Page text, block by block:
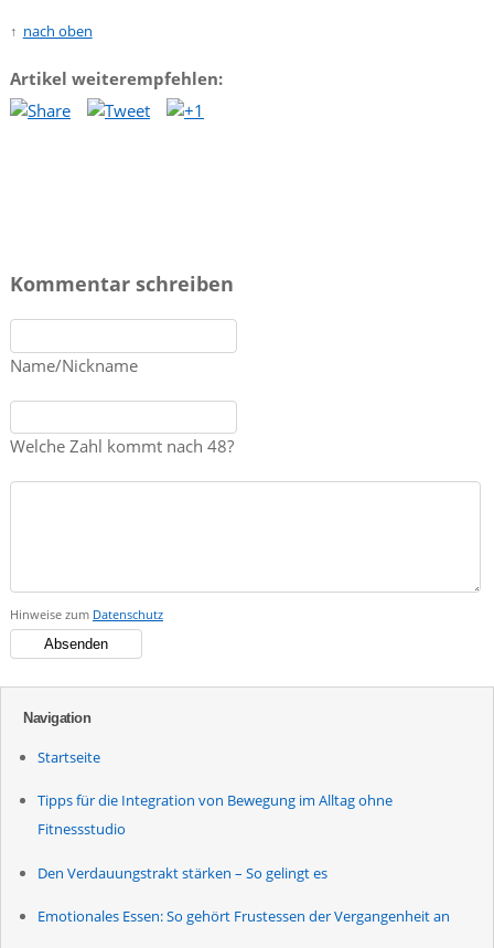
nach oben
Artikel weiterempfehlen:
Kommentar schreiben
Name/Nickname
Welche Zahl kommt nach 48?
Hinweise zum Datenschutz
Navigation
Startseite
Tipps für die Integration von Bewegung im Alltag ohne
Fitnessstudio
Den Verdauungstrakt stärken – So gelingt es
Emotionales Essen: So gehört Frustessen der Vergangenheit an